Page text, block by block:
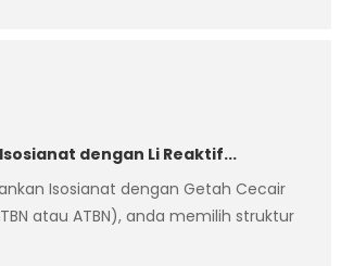
dengan Li Reaktif...
Isosianat dengan Getah Cecair
atau ATBN), anda memilih struktur